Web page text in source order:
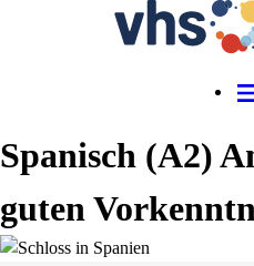
Spanisch (A2)
guten